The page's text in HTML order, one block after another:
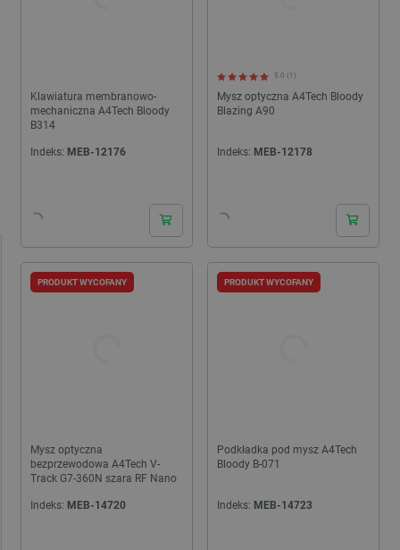
Klawiatura membranowo-
mechaniczna A4Tech Bloody
B314
Indeks: MEB-12176
Mysz optyczna A4Tech Bloody
Blazing A90
5.0 (1)
Indeks: MEB-12178
Mysz optyczna
bezprzewodowa A4Tech V-
Track G7-360N szara RF Nano
Indeks: MEB-14720
PRODUKT WYCOFANY
Podkładka pod mysz A4Tech
Bloody B-071
Indeks: MEB-14723
PRODUKT WYCOFANY